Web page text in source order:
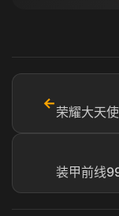
←
荣耀大天
装甲前线